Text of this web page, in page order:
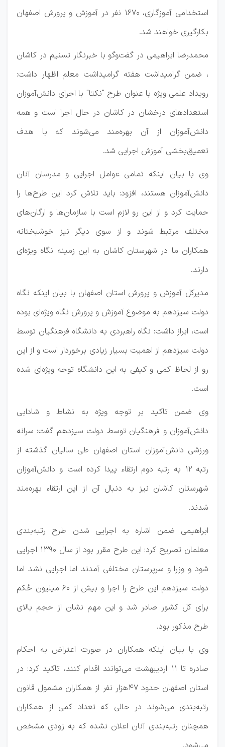
استخدامی آموزگاری، 1670 نفر در آموزش و پرورش اصفهان
بکارگیری خواهند شد.
محمدرضا ابراهیمی در گفت‌وگو با خبرنگار تسنیم در کاشان
، ضمن گرامیداشت هفته گرامیداشت معلم اظهار داشت:
رویداد علمی ویژه با عنوان طرح "نکتا" با اجرای دانش‌آموزان
استعدادهای درخشان در کاشان در حال اجرا است و همه
دانش‌آموزان از آن بهره‌مند می‌شوند که با هدف
تعمیق‌بخشی آموزش اجرایی شد.
وی با بیان اینکه تمامی عوامل اجرایی و مدرسان آنان
دانش‌آموزان هستند، افزود: باید تلاش کرد این طرح‌ها را
حمایت کرد و از این رو لازم است با سازمان‌ها و ارگان‌های
مختلف مرتبط شوند و از سوی دیگر نیز خوشبختانه
همکاران ما در شهرستان کاشان به این زمینه نگاه ویژه‌ای
دارند.
مدیرکل آموزش و پرورش استان اصفهان با بیان اینکه نگاه
دولت سیزدهم به موضوع آموزش و پرورش نگاه ویژه‌ای بوده
است، ابراز داشت: نگاه راهبردی به دانشگاه فرهنگیان توسط
دولت سیزدهم از اهمیت بسیار زیادی برخوردار است و از این
رو از لحاظ کمی و کیفی به این دانشگاه توجه ویژه‌ای شده
است.
وی ضمن تاکید بر توجه ویژه به نشاط و شادابی
دانش‌آموزان و فرهنگیان توسط دولت سیزدهم گفت: سرانه
ورزشی دانش‌آموزان استان اصفهان طی سالیان گذشته از
رتبه 12 به رتبه دوم ارتقاء پیدا کرده است و دانش‌آموزان
شهرستان کاشان نیز به دنبال آن از این ارتقاء بهره‌مند
شدند.
ابراهیمی ضمن اشاره به اجرایی شدن طرح رتبه‌بندی
معلمان تصریح کرد: این طرح مقرر بود از سال 1390 اجرایی
شود و وزرا و سرپرستان مختلفی آمدند اما اجرایی نشد اما
دولت سیزدهم این طرح را اجرا و بیش از 60 میلیون حُکم
برای کل کشور صادر شد و این مهم نشان از حجم بالای
طرح مذکور بود.
وی با بیان اینکه همکاران در صورت اعتراض به احکام
صادره تا 11 اردیبهشت می‌توانند اقدام کنند، تاکید کرد: در
استان اصفهان حدود 47هزار نفر از همکاران مشمول قانون
رتبه‌بندی می‌شوند در حالی که تعداد کمی از همکاران
همچنان رتبه‌بندی آنان اعلان نشده که به زودی مشخص